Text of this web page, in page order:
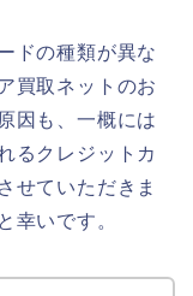
ドの種類が異な
買取ネットのお
因も、一概には
るクレジットカ
せていただきま
幸いです。